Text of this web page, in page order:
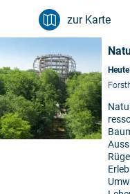
zur Karte